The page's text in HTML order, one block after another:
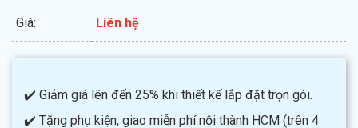
Giá: Liên hệ
✔️ Giảm giá lên đến 25% khi thiết kế lắp đặt trọn gói.
✔️ Tặng phụ kiện, giao miễn phí nội thành HCM (trên 4